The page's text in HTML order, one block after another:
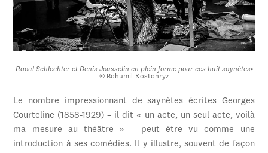
Raoul Schlechter et Denis Jousselin en plein forme pour ces huit saynètes•
© Bohumil Kostohryz
Le nombre impressionnant de saynètes écrites Georges
Courteline (1858-1929) – il dit « un acte, un seul acte, voilà
ma mesure au théâtre » – peut être vu comme une
introduction à ses comédies. Il y illustre, souvent de façon